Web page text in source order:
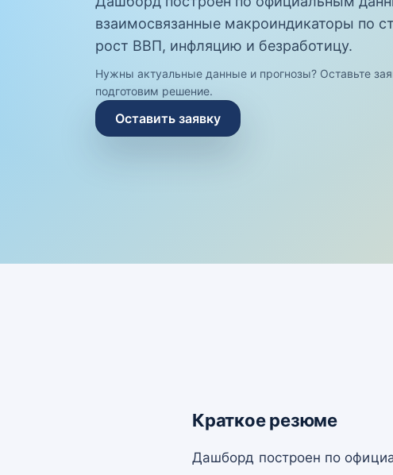
взаимосвязанные макроиндикаторы по
рост ВВП, инфляцию и безработицу.
Нужны актуальные данные и прогнозы? Оставьте
подготовим решение.
Оставить заявку
Краткое резюме
Дашборд построен по